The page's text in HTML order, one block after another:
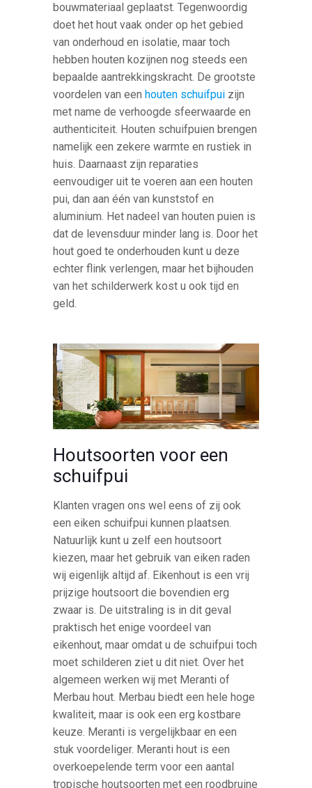
bouwmateriaal geplaatst. Tegenwoordig
doet het hout vaak onder op het gebied
van onderhoud en isolatie, maar toch
hebben houten kozijnen nog steeds een
bepaalde aantrekkingskracht. De grootste
voordelen van een houten schuifpui zijn
met name de verhoogde sfeerwaarde en
authenticiteit. Houten schuifpuien brengen
namelijk een zekere warmte en rustiek in
huis. Daarnaast zijn reparaties
eenvoudiger uit te voeren aan een houten
pui, dan aan één van kunststof en
aluminium. Het nadeel van houten puien is
dat de levensduur minder lang is. Door het
hout goed te onderhouden kunt u deze
echter flink verlengen, maar het bijhouden
van het schilderwerk kost u ook tijd en
geld.
Houtsoorten voor een
schuifpui
Klanten vragen ons wel eens of zij ook
een eiken schuifpui kunnen plaatsen.
Natuurlijk kunt u zelf een houtsoort
kiezen, maar het gebruik van eiken raden
wij eigenlijk altijd af. Eikenhout is een vrij
prijzige houtsoort die bovendien erg
zwaar is. De uitstraling is in dit geval
praktisch het enige voordeel van
eikenhout, maar omdat u de schuifpui toch
moet schilderen ziet u dit niet. Over het
algemeen werken wij met Meranti of
Merbau hout. Merbau biedt een hele hoge
kwaliteit, maar is ook een erg kostbare
keuze. Meranti is vergelijkbaar en een
stuk voordeliger. Meranti hout is een
overkoepelende term voor een aantal
tropische houtsoorten met een roodbruine